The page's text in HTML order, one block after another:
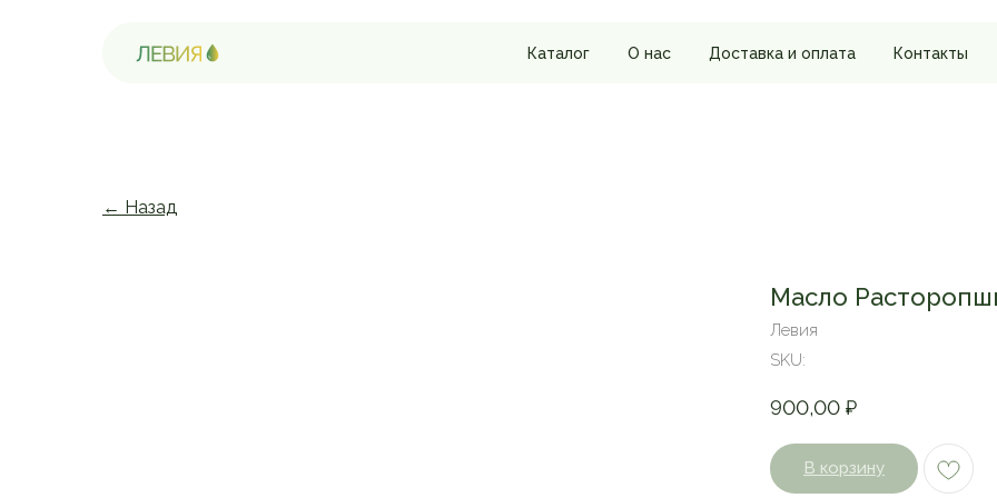
Каталог О нас Доставка и оплата Контакты
← Назад
Масло
Левия
SKU:
900,00 ₽
В корзину